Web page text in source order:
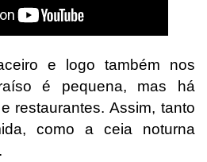
e logo também nos
é pequena, mas há
restaurantes. Assim, tanto
como a ceia noturna